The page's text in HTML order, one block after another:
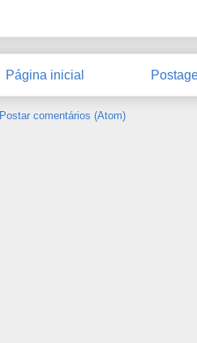
Página inicial
Postar comentários (Atom)